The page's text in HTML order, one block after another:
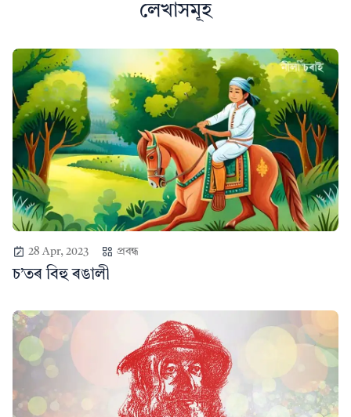
লেখাসমূহ
28 Apr, 2023 প্ৰবন্ধ
চ’তৰ বিহু ৰঙালী